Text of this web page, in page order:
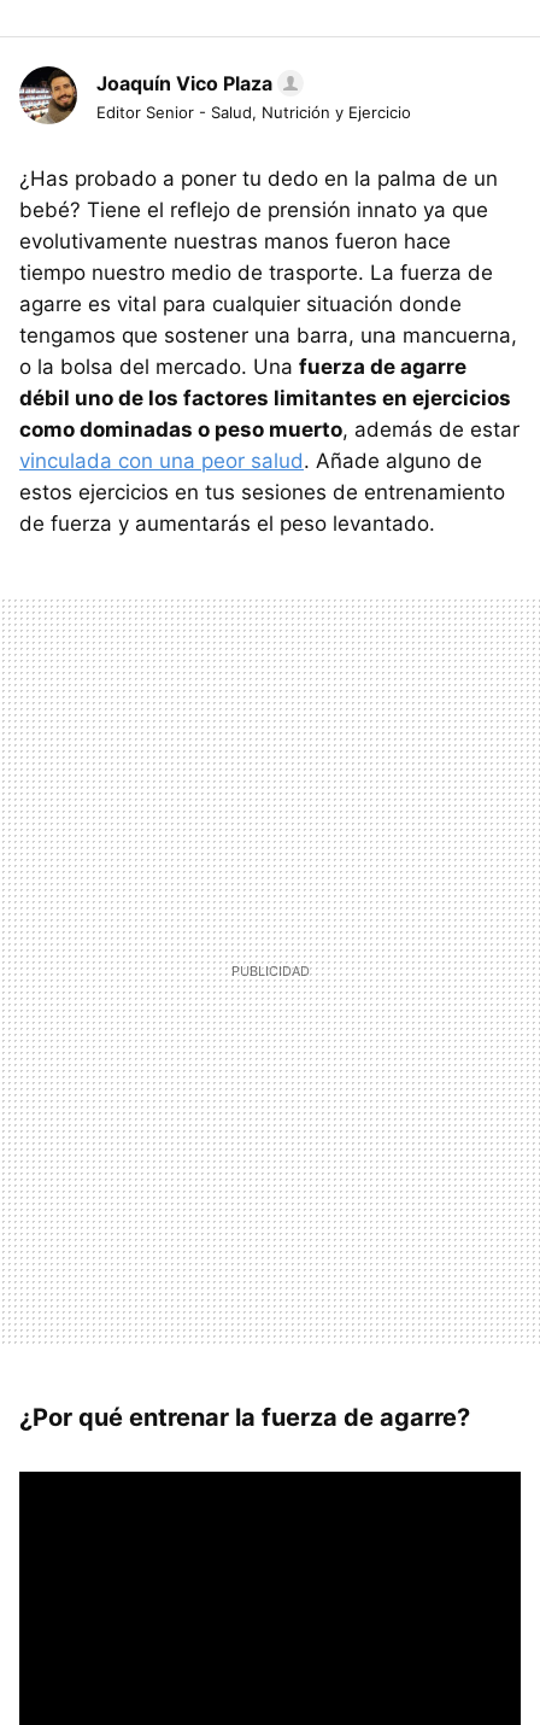
Joaquín Vico Plaza
Editor Senior - Salud, Nutrición y Ejercicio
¿Has probado a poner tu dedo en la palma de un
bebé? Tiene el reflejo de prensión innato ya que
evolutivamente nuestras manos fueron hace
tiempo nuestro medio de trasporte. La fuerza de
agarre es vital para cualquier situación donde
tengamos que sostener una barra, una mancuerna,
o la bolsa del mercado. Una fuerza de agarre
débil uno de los factores limitantes en ejercicios
como dominadas o peso muerto, además de estar
vinculada con una peor salud. Añade alguno de
estos ejercicios en tus sesiones de entrenamiento
de fuerza y aumentarás el peso levantado.
¿Por qué entrenar la fuerza de agarre?